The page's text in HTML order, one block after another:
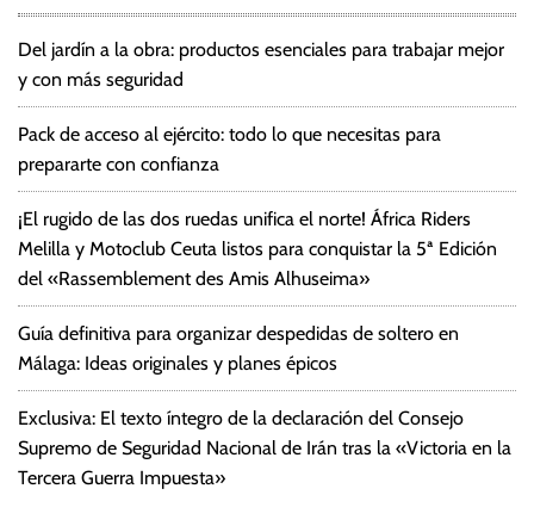
Del jardín a la obra: productos esenciales para trabajar mejor
y con más seguridad
Pack de acceso al ejército: todo lo que necesitas para
prepararte con confianza
¡El rugido de las dos ruedas unifica el norte! África Riders
Melilla y Motoclub Ceuta listos para conquistar la 5ª Edición
del «Rassemblement des Amis Alhuseima»
Guía definitiva para organizar despedidas de soltero en
Málaga: Ideas originales y planes épicos
Exclusiva: El texto íntegro de la declaración del Consejo
Supremo de Seguridad Nacional de Irán tras la «Victoria en la
Tercera Guerra Impuesta»